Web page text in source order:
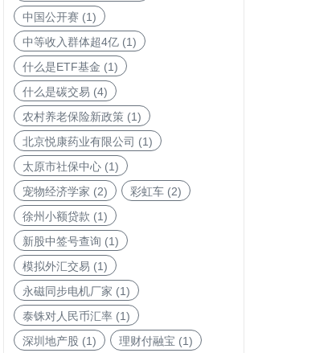
中国公开赛(1)
中等收入群体超4亿(1)
什么是ETF基金 (1)
什么是碳交易 (4)
农村养老保险新政策(1)
北京悦康药业有限公司 (1)
太原市社保中心(1)
宠物经济学家 (2) 彩虹车(2)
徐州小额贷款 (1)
新股中签号查询 (1)
模拟外汇交易 (1)
永磁同步电机厂家 (1)
泰铢对人民币汇率(1)
深圳地产股 (1) 理财付融宝 (1)